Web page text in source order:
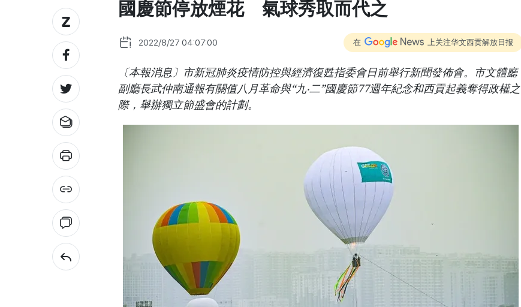
國慶節停放煙花 氣球秀取而代之
2022/8/27 04:07:00 在 上关注华文西贡解放日报
〔本報消息〕市新冠肺炎疫情防控與經濟復甦指委會日前舉行新聞發佈會。市文體廳
副廳長武仲南通報有關值八月革命與“九‧二”國慶節77週年紀念和西貢起義奪得政權之
際，舉辦獨立節盛會的計劃。